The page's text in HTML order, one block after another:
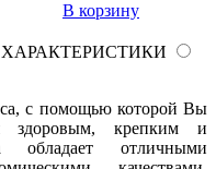
В корзину
ХАРАКТЕРИСТИКИ
с помощью которой Вы
здоровым, крепким и
отличными